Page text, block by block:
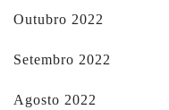
Outubro 2022
Setembro 2022
Agosto 2022